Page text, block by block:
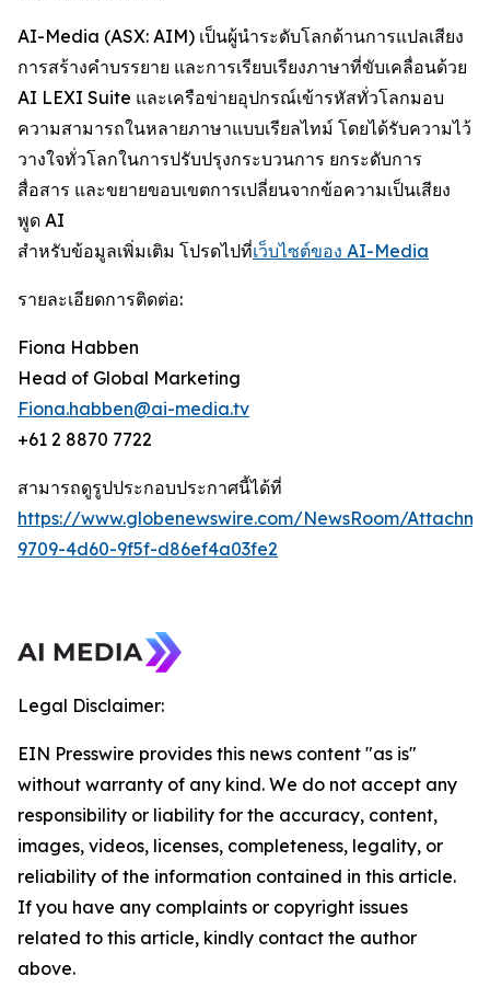
AI-Media (ASX: AIM) เป็นผู้นำระดับโลกด้านการแปลเสียง
การสร้างคำบรรยาย และการเรียบเรียงภาษาที่ขับเคลื่อนด้วย
AI LEXI Suite และเครือข่ายอุปกรณ์เข้ารหัสทั่วโลกมอบ
ความสามารถในหลายภาษาแบบเรียลไทม์ โดยได้รับความไว้
วางใจทั่วโลกในการปรับปรุงกระบวนการ ยกระดับการ
สื่อสาร และขยายขอบเขตการเปลี่ยนจากข้อความเป็นเสียง
พูด AI
สำหรับข้อมูลเพิ่มเติม โปรดไปที่เว็บไซต์ของ AI-Media
รายละเอียดการติดต่อ:
Fiona Habben
Head of Global Marketing
Fiona.habben@ai-media.tv
+61 2 8870 7722
สามารถดูรูปประกอบประกาศนี้ได้ที่
https://www.globenewswire.com/NewsRoom/
9709-4d60-9f5f-d86ef4a03fe2
Legal Disclaimer:
EIN Presswire provides this news content "as is"
without warranty of any kind. We do not accept any
responsibility or liability for the accuracy, content,
images, videos, licenses, completeness, legality, or
reliability of the information contained in this article.
If you have any complaints or copyright issues
related to this article, kindly contact the author
above.